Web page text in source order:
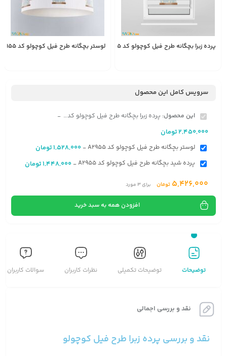
پرده زبرا بچگانه طرح فیل کوچولو کد A2955 لوستر بچگانه طرح فیل کوچولو کد A2955
سرویس کامل این محصول
این محصول: پرده زبرا بچگانه طرح فیل کوچولو کد A2955 -
2,450,000تومان
لوستر بچگانه طرح فیل کوچولو کد A2955 -
1,528,000تومان
پرده شید بچگانه طرح فیل کوچولو کد A2955 -
1,448,000تومان
5,426,000 تومان برای3مورد
افزودن همه به سبد خرید
توضیحات توضیحات تکمیلی نظرات کاربران سوالات کاربران
نقد و بررسی اجمالی
نقد و بررسی پرده زبرا طرح فیل کوچولو